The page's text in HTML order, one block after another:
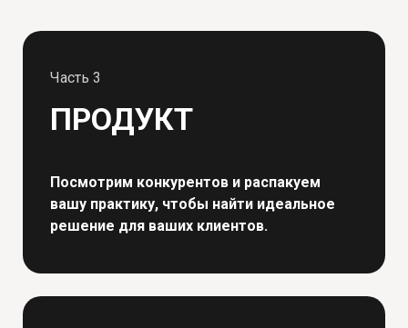
Часть 3
ПРОДУКТ
Посмотрим конкурентов и распакуем
вашу практику, чтобы найти идеальное
решение для ваших клиентов.